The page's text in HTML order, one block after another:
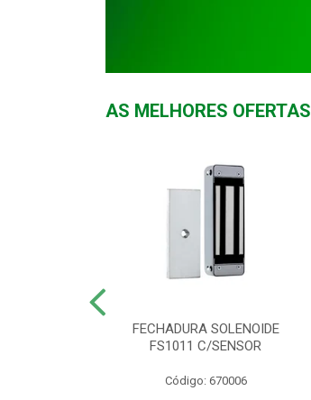
AS MELHORES OFERTAS
FECHADURA SOLENOIDE
FS1011 C/SENSOR
Código: 670006